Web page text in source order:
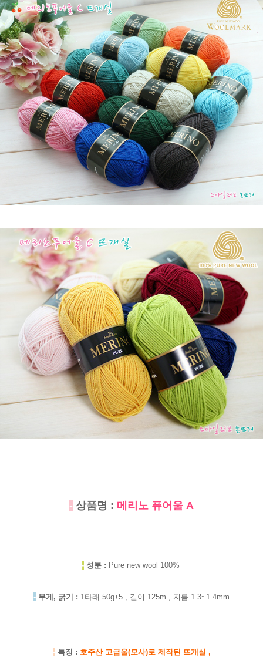
- 상품명 : 메리노 퓨어울 A
- 성분 : Pure new wool 100%
- 무게, 굵기 : 1타래 50g±5 , 길이 125m , 지름 1.3~1.4mm
- 특징 : 호주산 고급울(모사)로 제작된 뜨개실 ,